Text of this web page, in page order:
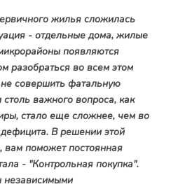
жилья сложилась
- отдельные дома, жилые
появляются
разобраться во всем этом
совершить фатальную
важного вопроса, как
стало еще сложнее, чем во
В решении этой
вам поможет постоянная
- "Контрольная покупка".
независимыми